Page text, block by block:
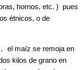
hornos, etc. ) pues
étnicos, o de
maíz se remoja en
kilos de grano en